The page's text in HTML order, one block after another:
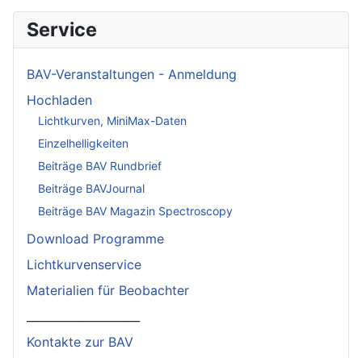
Service
BAV-Veranstaltungen - Anmeldung
Hochladen
Lichtkurven, MiniMax-Daten
Einzelhelligkeiten
Beiträge BAV Rundbrief
Beiträge BAVJournal
Beiträge BAV Magazin Spectroscopy
Download Programme
Lichtkurvenservice
Materialien für Beobachter
Kontakte zur BAV